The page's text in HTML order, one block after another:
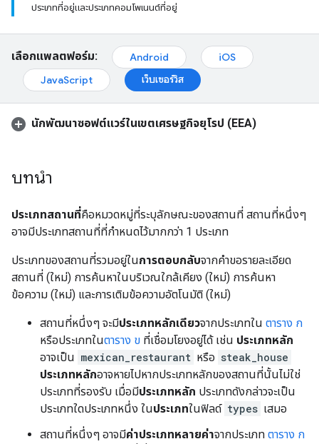
ประเภทที่อยู่และประเภทคอมโพเนนต์ที่อยู่
เลือกแพลตฟอร์ม: Android
iOS
JavaScript
เว็บเซอร์วิส
นักพัฒนาซอฟต์แวร์ในเขตเศรษฐกิจยุโรป (EEA)
บทนำ
ประเภทสถานที่คือหมวดหมู่ที่ระบุลักษณะของสถานที่ สถานที่หนึ่งๆ
อาจมีประเภทสถานที่ที่กำหนดไว้มากกว่า 1 ประเภท
ประเภทของสถานที่รวมอยู่ในการตอบกลับจากคำขอรายละเอียด
สถานที่ (ใหม่) การค้นหาในบริเวณใกล้เคียง (ใหม่) การค้นหา
ข้อความ (ใหม่) และการเติมข้อความอัตโนมัติ (ใหม่)
สถานที่หนึ่งๆ จะมีประเภทหลักเดียวจากประเภทใน ตาราง ก
หรือประเภทในตาราง ข ที่เชื่อมโยงอยู่ได้ เช่น ประเภทหลัก
อาจเป็น mexican_restaurant หรือ steak_house
ประเภทหลักอาจหายไปหากประเภทหลักของสถานที่นั้นไม่ใช่
ประเภทที่รองรับ เมื่อมีประเภทหลัก ประเภทดังกล่าวจะเป็น
ประเภทใดประเภทหนึ่ง ในประเภทในฟิลด์ types เสมอ
สถานที่หนึ่งๆ อาจมีค่าประเภทหลายค่าจากประเภท ตาราง ก